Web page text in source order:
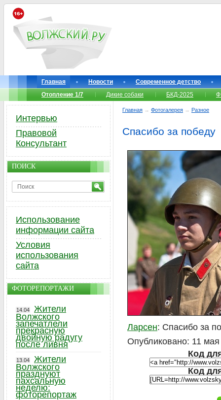
Главная Новости
Современное детство
Отопление 1/7
Дикие собаки БКД-2025
Главная → Фотогалерея → Разное
Спасибо за победу
Ларсен: Спасибо за
Опубликовано: 11
Код
Код
Интервью
Правовой
Консультант
ПОИСК
Использование
информации сайта
Условия
использования
сайта
ФОТОРЕПОРТАЖИ
14.04
Жители
Волжского
запечатлели
прекрасную
двойную радугу
после ливня
13.04
Жители
Волжского
празднуют
пахсальную
неделю:
фоторепортаж